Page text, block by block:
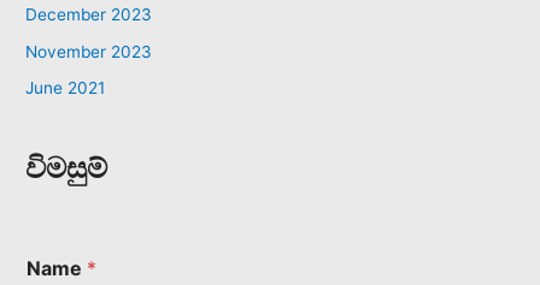
December 2023
November 2023
June 2021
විමසුම්
Name *